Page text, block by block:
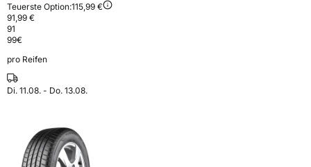
Teuerste Option:115,99 €
91,99 €
91
99€
pro Reifen
Di. 11.08. - Do. 13.08.